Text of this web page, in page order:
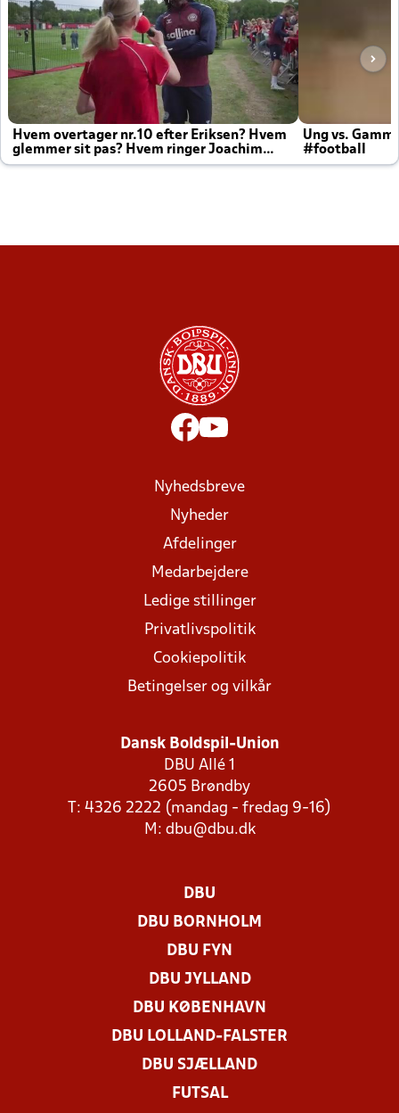
Hvem overtager nr.10 efter Eriksen? Hvem
glemmer sit pas? Hvem ringer Joachim
altid til efter kampe?
Ung vs.
#football
Nyhedsbreve
Nyheder
Afdelinger
Medarbejdere
Ledige stillinger
Privatlivspolitik
Cookiepolitik
Betingelser og vilkår
Dansk Boldspil-Union
DBU Allé 1
2605 Brøndby
T: 4326 2222 (mandag - fredag 9-16)
M: dbu@dbu.dk
DBU
DBU BORNHOLM
DBU FYN
DBU JYLLAND
DBU KØBENHAVN
DBU LOLLAND-FALSTER
DBU SJÆLLAND
FUTSAL